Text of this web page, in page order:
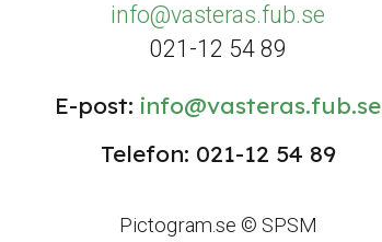
info@vasteras.fub.se
021-12 54 89
E-post: info@vasteras.fub.se
Telefon: 021-12 54 89
Pictogram.se © SPSM